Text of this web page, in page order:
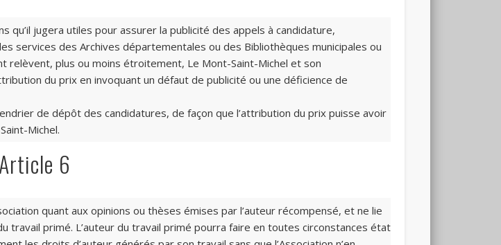
qu’il jugera utiles pour assurer la publicité des appels à candidature,
services des Archives départementales ou des Bibliothèques municipales ou
plus ou moins étroitement, Le Mont-Saint-Michel et son
du prix en invoquant un défaut de publicité ou une déficience de
de dépôt des candidatures, de façon que l’attribution du prix puisse avoir
Michel.
Article 6
quant aux opinions ou thèses émises par l’auteur récompensé, et ne lie
travail primé. L’auteur du travail primé pourra faire en toutes circonstances état